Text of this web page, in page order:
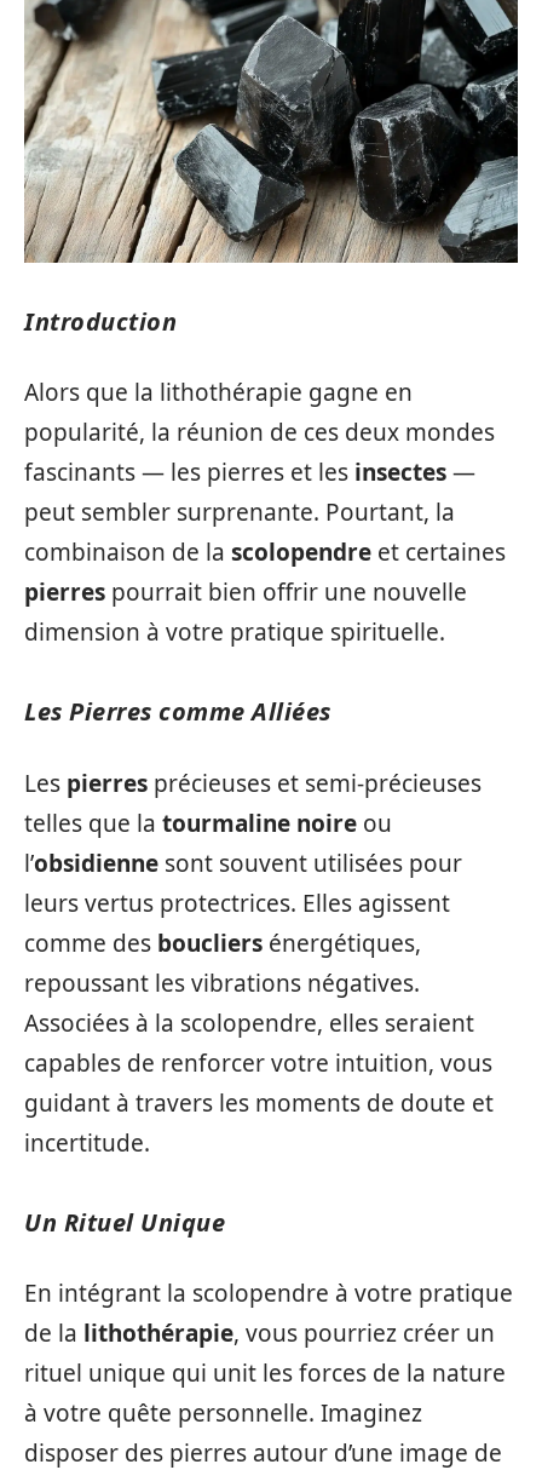
Introduction
Alors que la lithothérapie gagne en
popularité, la réunion de ces deux mondes
fascinants — les pierres et les insectes—
peut sembler surprenante. Pourtant, la
combinaison de la scolopendre et certaines
pierres pourrait bien offrir une nouvelle
dimension à votre pratique spirituelle.
Les Pierres comme Alliées
Les pierres précieuses et semi-précieuses
telles que la tourmaline noire ou
l’obsidienne sont souvent utilisées pour
leurs vertus protectrices. Elles agissent
comme des boucliers énergétiques,
repoussant les vibrations négatives.
Associées à la scolopendre, elles seraient
capables de renforcer votre intuition, vous
guidant à travers les moments de doute et
incertitude.
Un Rituel Unique
En intégrant la scolopendre à votre pratique
de la lithothérapie, vous pourriez créer un
rituel unique qui unit les forces de la nature
à votre quête personnelle. Imaginez
disposer des pierres autour d’une image de